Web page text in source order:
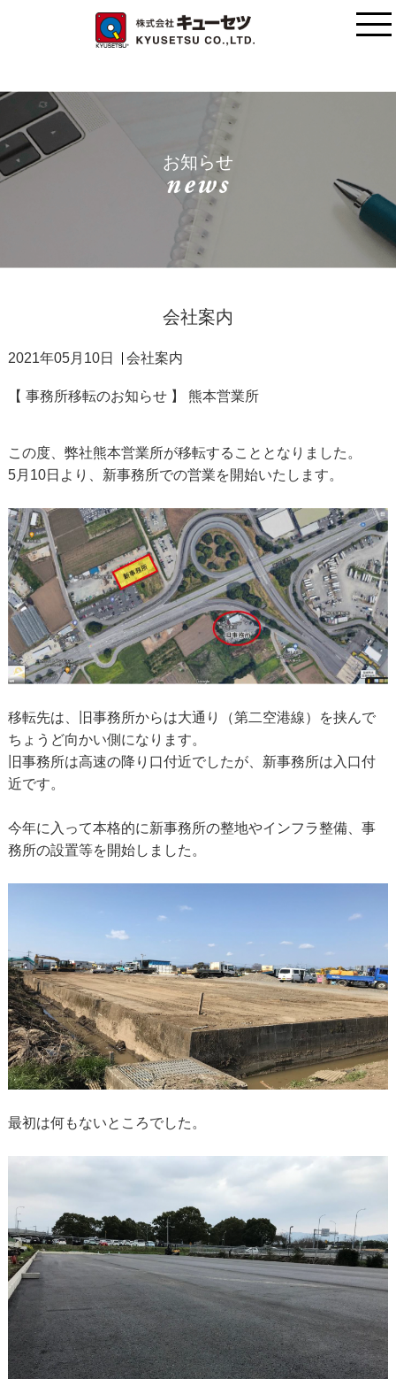
お知らせ
会社案内
2021年05月10日 会社案内
【 事務所移転のお知らせ 】 熊本営業所
この度、弊社熊本営業所が移転することとなりました。
5月10日より、新事務所での営業を開始いたします。
移転先は、旧事務所からは大通り（第二空港線）を挟んで
ちょうど向かい側になります。
旧事務所は高速の降り口付近でしたが、新事務所は入口付
近です。
今年に入って本格的に新事務所の整地やインフラ整備、事
務所の設置等を開始しました。
最初は何もないところでした。